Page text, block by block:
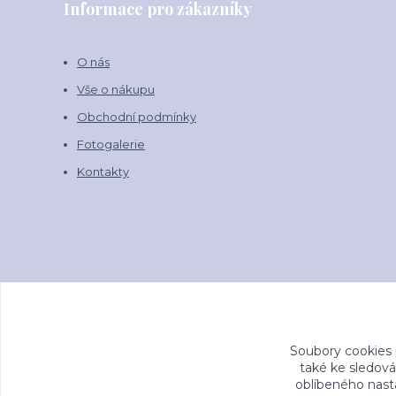
Informace pro zákazníky
O nás
Vše o nákupu
Obchodní podmínky
Fotogalerie
Kontakty
Soubory
také ke
oblíbeného